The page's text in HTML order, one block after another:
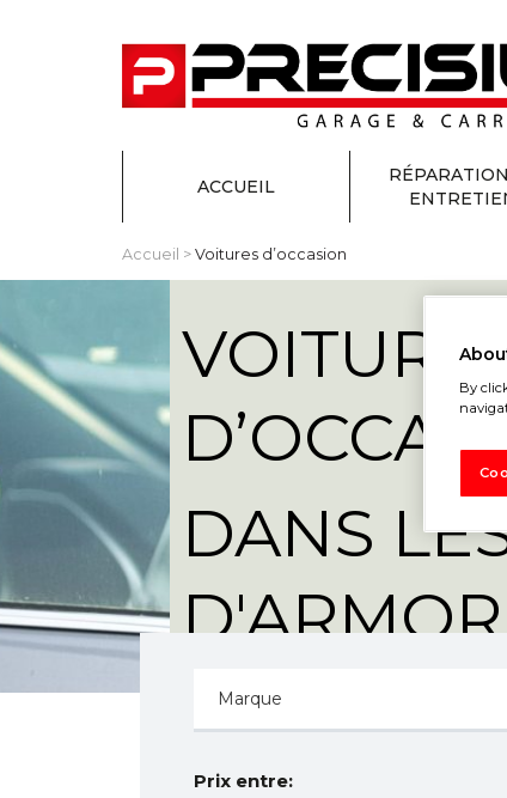
ACCUEIL
Accueil > Voitures d’occasion
DANS
D'ARMOR
Prix entre:
By